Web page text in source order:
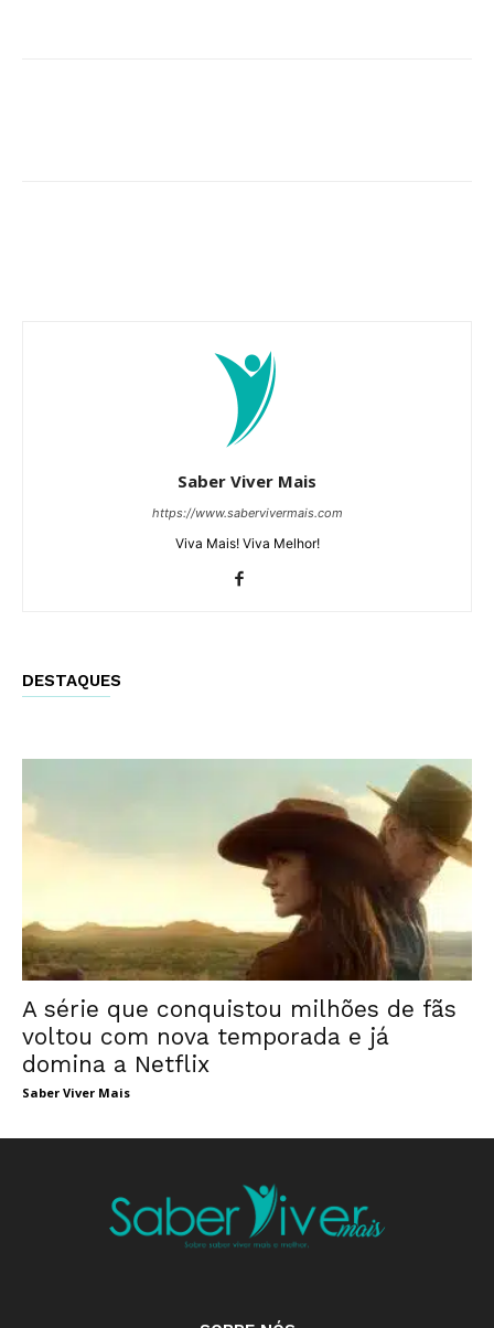
Saber Viver Mais
https://www.sabervivermais.com
Viva Mais! Viva Melhor!
DESTAQUES
A série que conquistou milhões de fãs
voltou com nova temporada e já
domina a Netflix
Saber Viver Mais